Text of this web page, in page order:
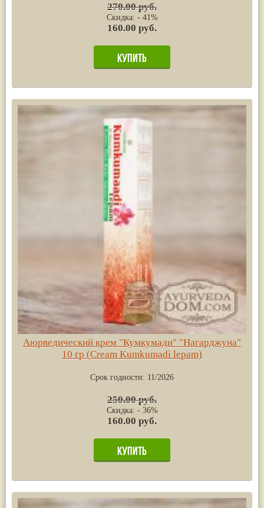
270.00 руб.
Скидка: - 41%
160.00 руб.
Аюрведический крем "Кумкумади" "Нагарджуна"
10 гр (Cream Kumkumadi lepam)
Срок годности: 11/2026
250.00 руб.
Скидка: - 36%
160.00 руб.